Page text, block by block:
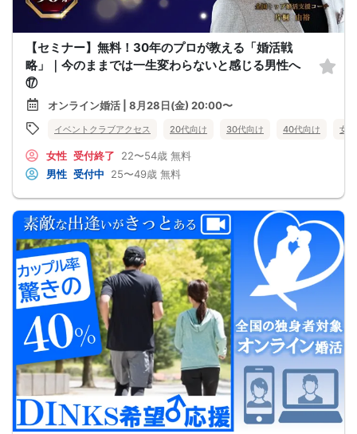
【セミナー】無料！30年のプロが教える「婚活戦
略」｜今のままでは一生変わらないと感じる男性へ
⑰
オンライン婚活 | 8月28日(金) 20:00〜
イベントクラブアクセス 20代向け 30代向け 40代向け 女
女性 受付終了 22〜54歳 無料
男性 受付中 25〜49歳 無料